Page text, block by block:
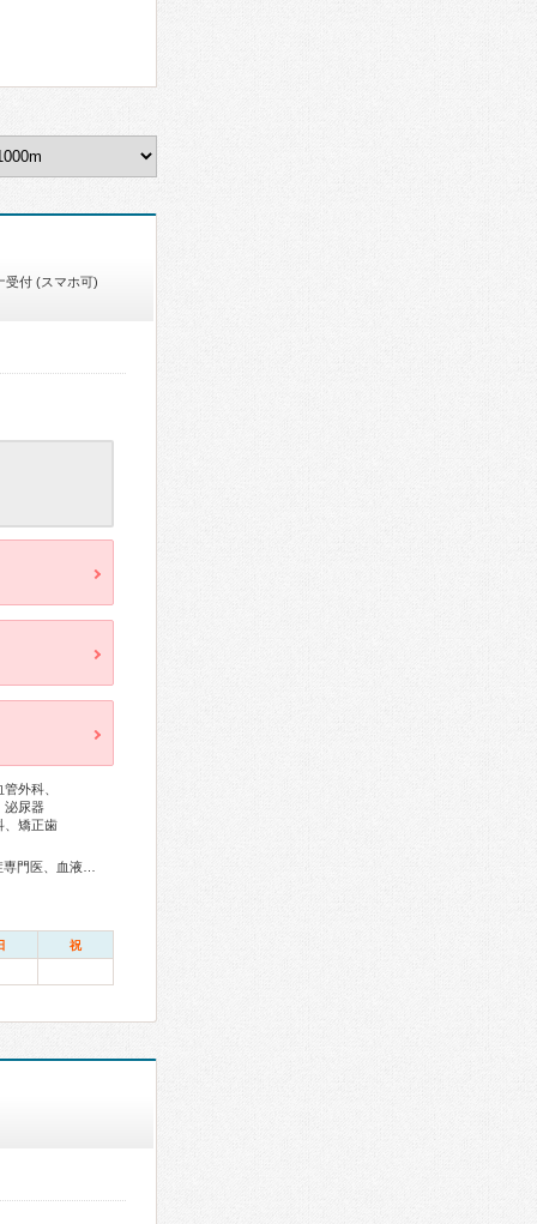
受付 (スマホ可)
外科、
泌尿器
、矯正歯
祝